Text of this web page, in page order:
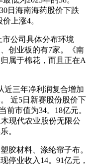
日海南海药股价下跌
上涨4。
公司具体分布环境
创业板的有7家。《南
属于棉花，而且正在A
三年净利润复合增加
近5日新赛股份股价下
前市值为34。18亿元。
现代农业股份无限公
。
材料、涤纶帘子布。
停业收入14。91亿元，